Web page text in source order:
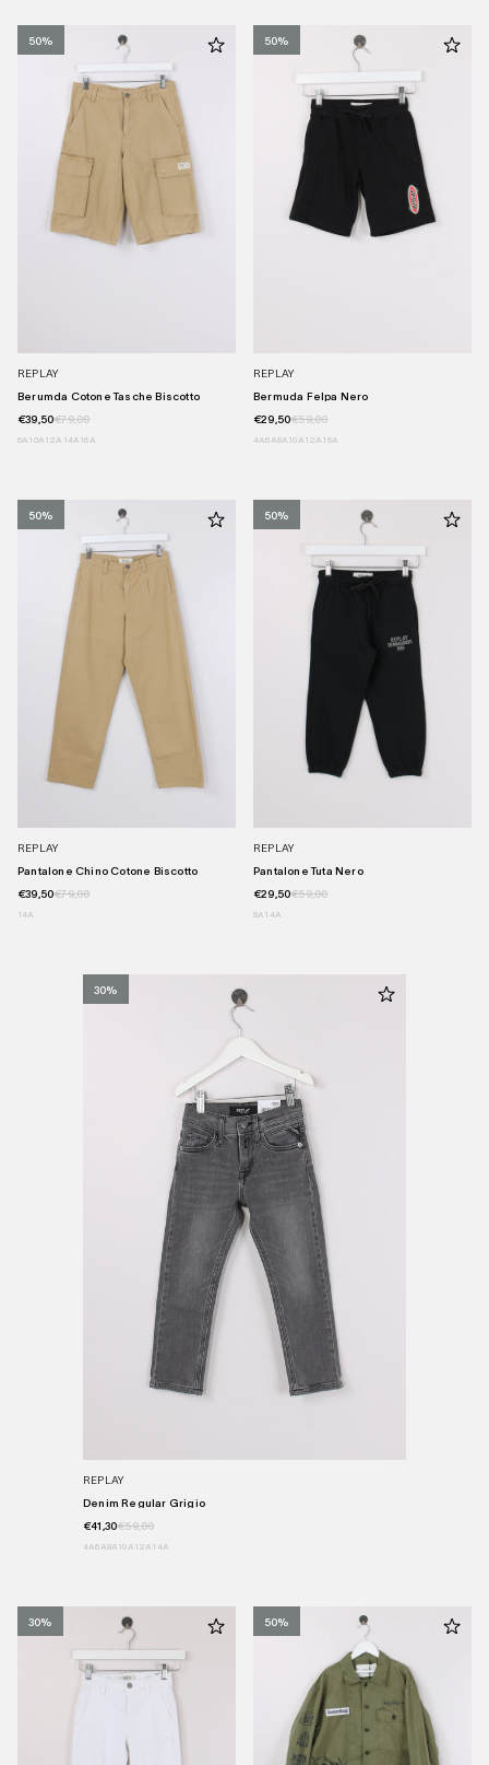
50%
REPLAY
Berumda Cotone Tasche Biscotto
€39,50€79,00
6A 10A 12A 14A 16A
50%
REPLAY
Bermuda Felpa Nero
€29,50€59,00
4A6A8A 10A 12A 16A
50%
REPLAY
Pantalone Chino Cotone Biscotto
€39,50€79,00
14A
50%
REPLAY
Pantalone Tuta Nero
€29,50€59,00
8A 14A
30%
REPLAY
Denim Regular Grigio
€41,30€59,00
4A6A8A 10A 12A 14A
30% 50%